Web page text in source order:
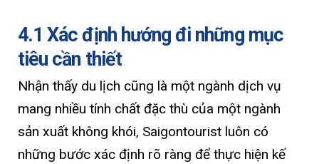
4.1 Xác định hướng đi những mục
tiêu cần thiết
Nhận thấy du lịch cũng là một ngành dịch vụ
mang nhiều tính chất đặc thù của một ngành
sản xuất không khói, Saigontourist luôn có
những bước xác định rõ ràng để thực hiện kế